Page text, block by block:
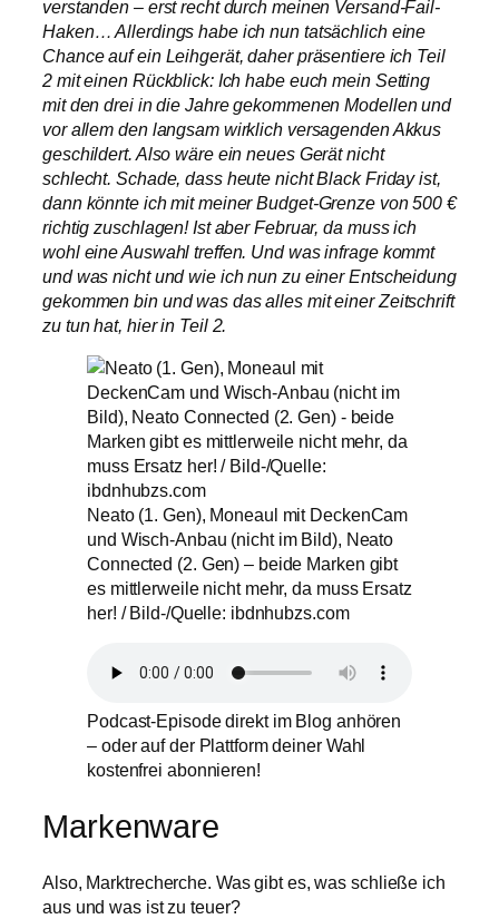
verstanden – erst recht durch meinen Versand-Fail-
Haken… Allerdings habe ich nun tatsächlich eine
Chance auf ein Leihgerät, daher präsentiere ich Teil
2 mit einen Rückblick: Ich habe euch mein Setting
mit den drei in die Jahre gekommenen Modellen und
vor allem den langsam wirklich versagenden Akkus
geschildert. Also wäre ein neues Gerät nicht
schlecht. Schade, dass heute nicht Black Friday ist,
dann könnte ich mit meiner Budget-Grenze von 500 €
richtig zuschlagen! Ist aber Februar, da muss ich
wohl eine Auswahl treffen. Und was infrage kommt
und was nicht und wie ich nun zu einer Entscheidung
gekommen bin und was das alles mit einer Zeitschrift
zu tun hat, hier in Teil 2.
Neato (1. Gen), Moneaul mit DeckenCam
und Wisch-Anbau (nicht im Bild), Neato
Connected (2. Gen) – beide Marken gibt
es mittlerweile nicht mehr, da muss Ersatz
her! / Bild-/Quelle: ibdnhubzs.com
Podcast-Episode direkt im Blog anhören
– oder auf der Plattform deiner Wahl
kostenfrei abonnieren!
Markenware
Also, Marktrecherche. Was gibt es, was schließe ich
aus und was ist zu teuer?